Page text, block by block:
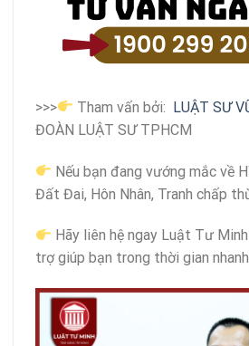
>>> Tham vấn bởi: LUẬT SƯ
ĐOÀN LUẬT SƯ TPHCM
Nếu bạn đang vướng mắc về
Đất Đai, Hôn Nhân, Tranh chấp
Hãy liên hệ ngay Luật Tư
trợ giúp bạn trong thời gian